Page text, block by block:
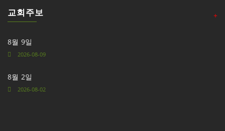
교회주보 +
8월 9일
2026-08-09
8월 2일
2026-08-02